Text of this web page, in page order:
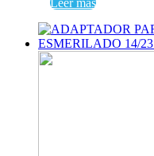
Leer más